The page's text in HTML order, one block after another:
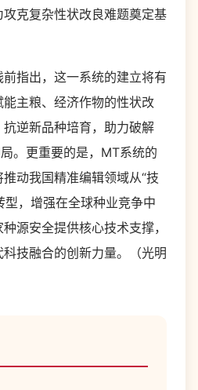
克复杂性状改良难题奠定基
指出，这一系统的建立将有
主粮、经济作物的性状改
逆新品种培育，助力破解
。更重要的是，MT系统的
动我国精准编辑领域从“技
型，增强在全球种业竞争中
源安全提供核心技术支撑，
技融合的创新力量。（光明